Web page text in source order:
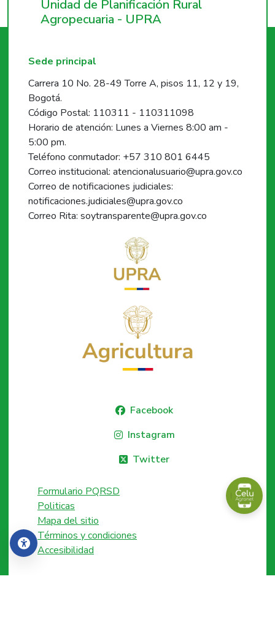
Accesibilidad
Unidad de Planificación Rural
Agropecuaria - UPRA
Sede principal
Carrera 10 No. 28-49 Torre A, pisos 11, 12 y 19,
Bogotá.
Código Postal: 110311 - 110311098
Horario de atención: Lunes a Viernes 8:00 am -
5:00 pm.
Teléfono conmutador: +57 310 801 6445
Correo institucional: atencionalusuario@upra.gov.co
Correo de notificaciones judiciales:
notificaciones.judiciales@upra.gov.co
Correo Rita: soytransparente@upra.gov.co
Facebook
Instagram
Twitter
Formulario PQRSD
Politicas
Mapa del sitio
Términos y condiciones
Accesibilidad